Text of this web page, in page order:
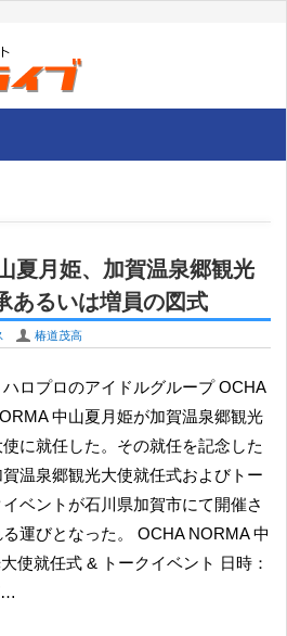
夏月姫、加賀温泉郷観光
あるいは増員の図式
U 椿道茂高
ハロプロのアイドルグループ OCHA
中山夏月姫が加賀温泉郷観光
使に就任した。その就任を記念した
賀温泉郷観光大使就任式およびトー
イベントが石川県加賀市にて開催さ
る運びとなった。 OCHA NORMA 中
使就任式 & トークイベント 日時：